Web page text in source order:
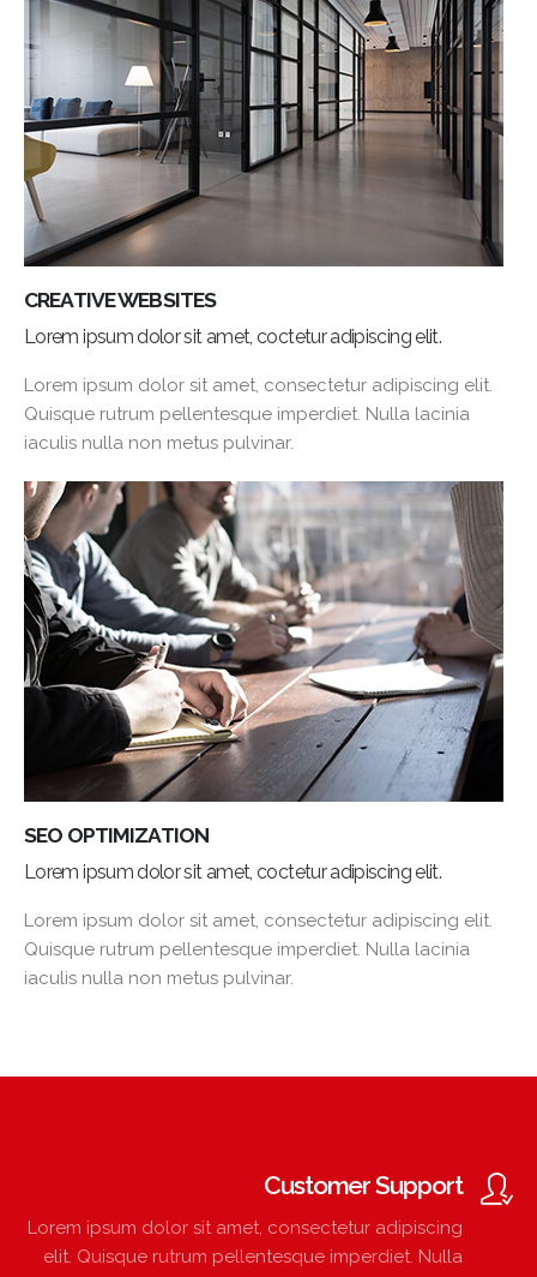
CREATIVE WEBSITES
Lorem ipsum dolor sit amet, coctetur adipiscing elit.
Lorem ipsum dolor sit amet, consectetur adipiscing elit.
Quisque rutrum pellentesque imperdiet. Nulla lacinia
iaculis nulla non metus pulvinar.
SEO OPTIMIZATION
Lorem ipsum dolor sit amet, coctetur adipiscing elit.
Lorem ipsum dolor sit amet, consectetur adipiscing elit.
Quisque rutrum pellentesque imperdiet. Nulla lacinia
iaculis nulla non metus pulvinar.
Customer Support
Lorem ipsum dolor sit amet, consectetur adipiscing
elit. Quisque rutrum pellentesque imperdiet. Nulla